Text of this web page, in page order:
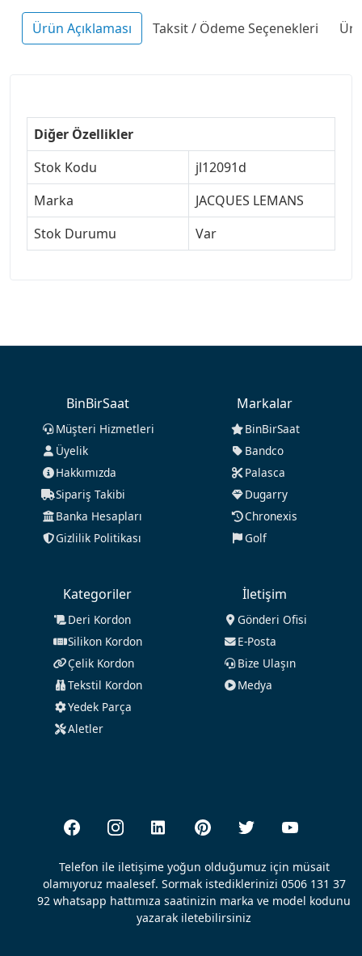
Ürün Açıklaması Taksit / Ödeme Seçenekleri
Diğer Özellikler
Stok Kodu
jl12091d
Marka
JACQUES LEMANS
Stok Durumu
Var
BinBirSaat
Müşteri Hizmetleri
Üyelik
Hakkımızda
Sipariş Takibi
Banka Hesapları
Gizlilik Politikası
Markalar
BinBirSaat
Bandco
Palasca
Dugarry
Chronexis
Golf
Kategoriler
Deri Kordon
Silikon Kordon
Çelik Kordon
Tekstil Kordon
Yedek Parça
Aletler
İletişim
Gönderi Ofisi
E-Posta
Bize Ulaşın
Medya
Telefon ile iletişime yoğun olduğumuz için müsait
olamıyoruz maalesef. Sormak istediklerinizi 0506 131 37
92 whatsapp hattımıza saatinizin marka ve model kodunu
yazarak iletebilirsiniz